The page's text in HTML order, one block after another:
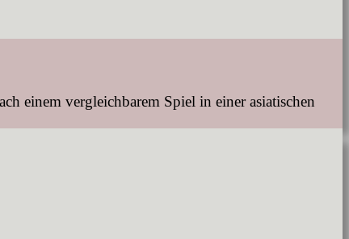
einem vergleichbarem Spiel in einer asiatischen